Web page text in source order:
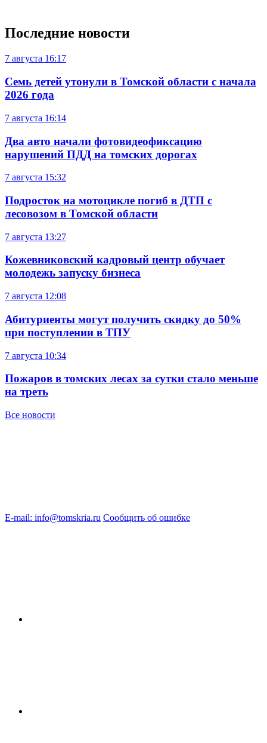
Последние новости
7 августа 16:17
Семь детей утонули в Томской области с начала
2026 года
7 августа 16:14
Два авто начали фотовидеофиксацию
нарушений ПДД на томских дорогах
7 августа 15:32
Подросток на мотоцикле погиб в ДТП с
лесовозом в Томской области
7 августа 13:27
Кожевниковский кадровый центр обучает
молодежь запуску бизнеса
7 августа 12:08
Абитуриенты могут получить скидку до 50%
при поступлении в ТПУ
7 августа 10:34
Пожаров в томских лесах за сутки стало меньше
на треть
Все новости
E-mail: info@tomskria.ru Сообщить об ошибке